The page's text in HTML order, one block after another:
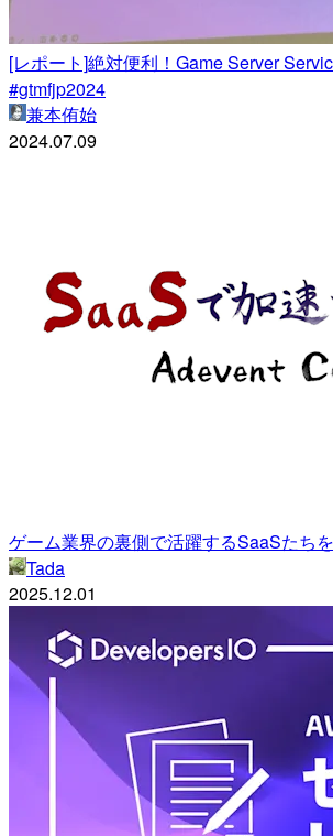
[レポート]絶対便利！Game Server
#gtmfjp2024
兼本侑始
2024.07.09
ゲーム業界の裏側で活躍するSaaSたち
Tada
2025.12.01